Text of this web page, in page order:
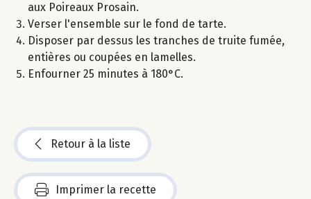
aux Poireaux Prosain.
Verser l'ensemble sur le fond de tarte.
Disposer par dessus les tranches de truite fumée,
entières ou coupées en lamelles.
Enfourner 25 minutes à 180°C.
Retour à la liste
Imprimer la recette